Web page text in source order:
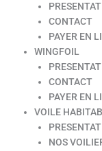
CONTACT
PAYER EN
WINGFOIL
CONTACT
PAYER EN
VOILE
NOS